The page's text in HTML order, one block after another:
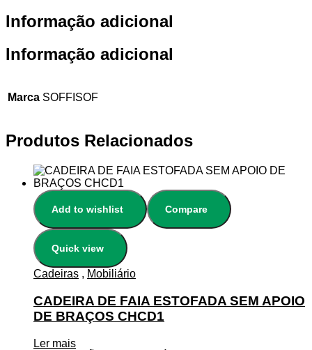
Informação adicional
Informação adicional
Marca SOFFISOF
Produtos Relacionados
Add to wishlist Compare
Quick view
Cadeiras , Mobiliário
CADEIRA DE FAIA ESTOFADA SEM APOIO
DE BRAÇOS CHCD1
Ler mais